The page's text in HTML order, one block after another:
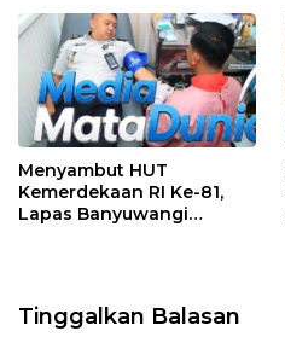
Perlombaan
Menyambut HUT
Kemerdekaan RI Ke-81,
Lapas Banyuwangi
Tinggalkan Balasan